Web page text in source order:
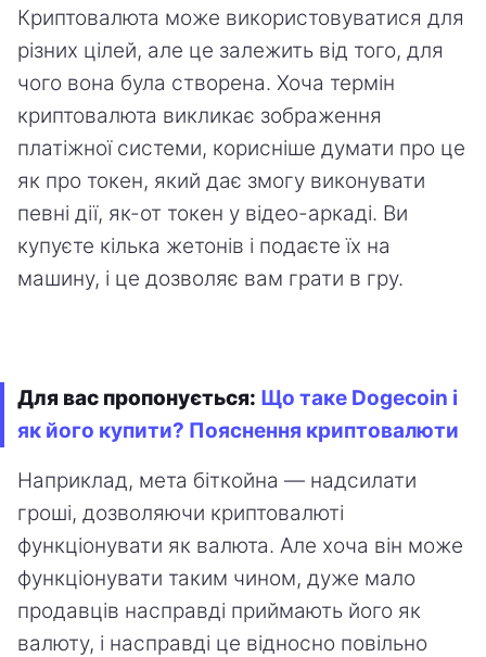
Криптовалюта може використовуватися для
різних цілей, але це залежить від того, для
чого вона була створена. Хоча термін
криптовалюта викликає зображення
платіжної системи, корисніше думати про це
як про токен, який дає змогу виконувати
певні дії, як-от токен у відео-аркаді. Ви
купуєте кілька жетонів і подаєте їх на
машину, і це дозволяє вам грати в гру.
Для вас пропонується: Що таке Dogecoin і
як його купити? Пояснення криптовалюти
Наприклад, мета біткойна — надсилати
гроші, дозволяючи криптовалюті
функціонувати як валюта. Але хоча він може
функціонувати таким чином, дуже мало
продавців насправді приймають його як
валюту, і насправді це відносно повільно